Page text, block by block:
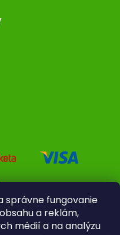
správne fungovanie
a reklám,
médií a na analýzu